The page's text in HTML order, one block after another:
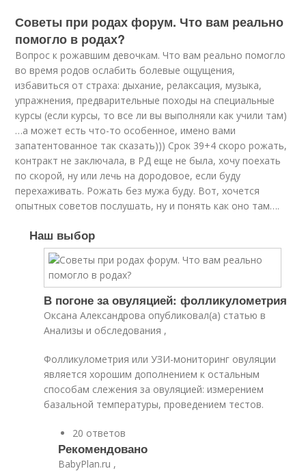
Советы при родах форум. Что вам реально
помогло в родах?
Вопрос к рожавшим девочкам. Что вам реально помогло
во время родов ослабить болевые ощущения,
избавиться от страха: дыхание, релаксация, музыка,
упражнения, предварительные походы на специальные
курсы (если курсы, то все ли вы выполняли как учили там)
…а может есть что-то особенное, имено вами
запатентованное так сказать))) Срок 39+4 скоро рожать,
контракт не заключала, в РД еще не была, хочу поехать
по скорой, ну или лечь на дородовое, если буду
перехаживать. Рожать без мужа буду. Вот, хочется
опытных советов послушать, ну и понять как оно там….
Наш выбор
В погоне за овуляцией: фолликулометрия
Оксана Александрова опубликовал(а) статью в
Анализы и обследования ,
Фолликулометрия или УЗИ-мониторинг овуляции
является хорошим дополнением к остальным
способам слежения за овуляцией: измерением
базальной температуры, проведением тестов.
20 ответов
Рекомендовано
BabyPlan.ru ,